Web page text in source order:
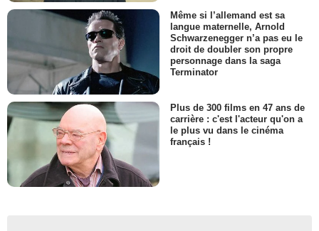
Même si l’allemand est sa
langue maternelle, Arnold
Schwarzenegger n’a pas eu le
droit de doubler son propre
personnage dans la saga
Terminator
Plus de 300 films en 47 ans de
carrière : c'est l'acteur qu'on a
le plus vu dans le cinéma
français !